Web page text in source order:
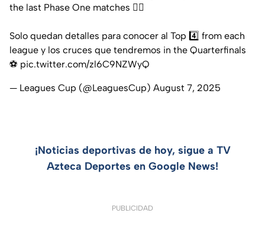
the last Phase One matches 😮‍💨
Solo quedan detalles para conocer al Top 4️⃣ from each
league y los cruces que tendremos in the Quarterfinals
⚽️ pic.twitter.com/zl6C9NZWyQ
— Leagues Cup (@LeaguesCup) August 7, 2025
¡Noticias deportivas de hoy, sigue a TV
Azteca Deportes en Google News!
PUBLICIDAD